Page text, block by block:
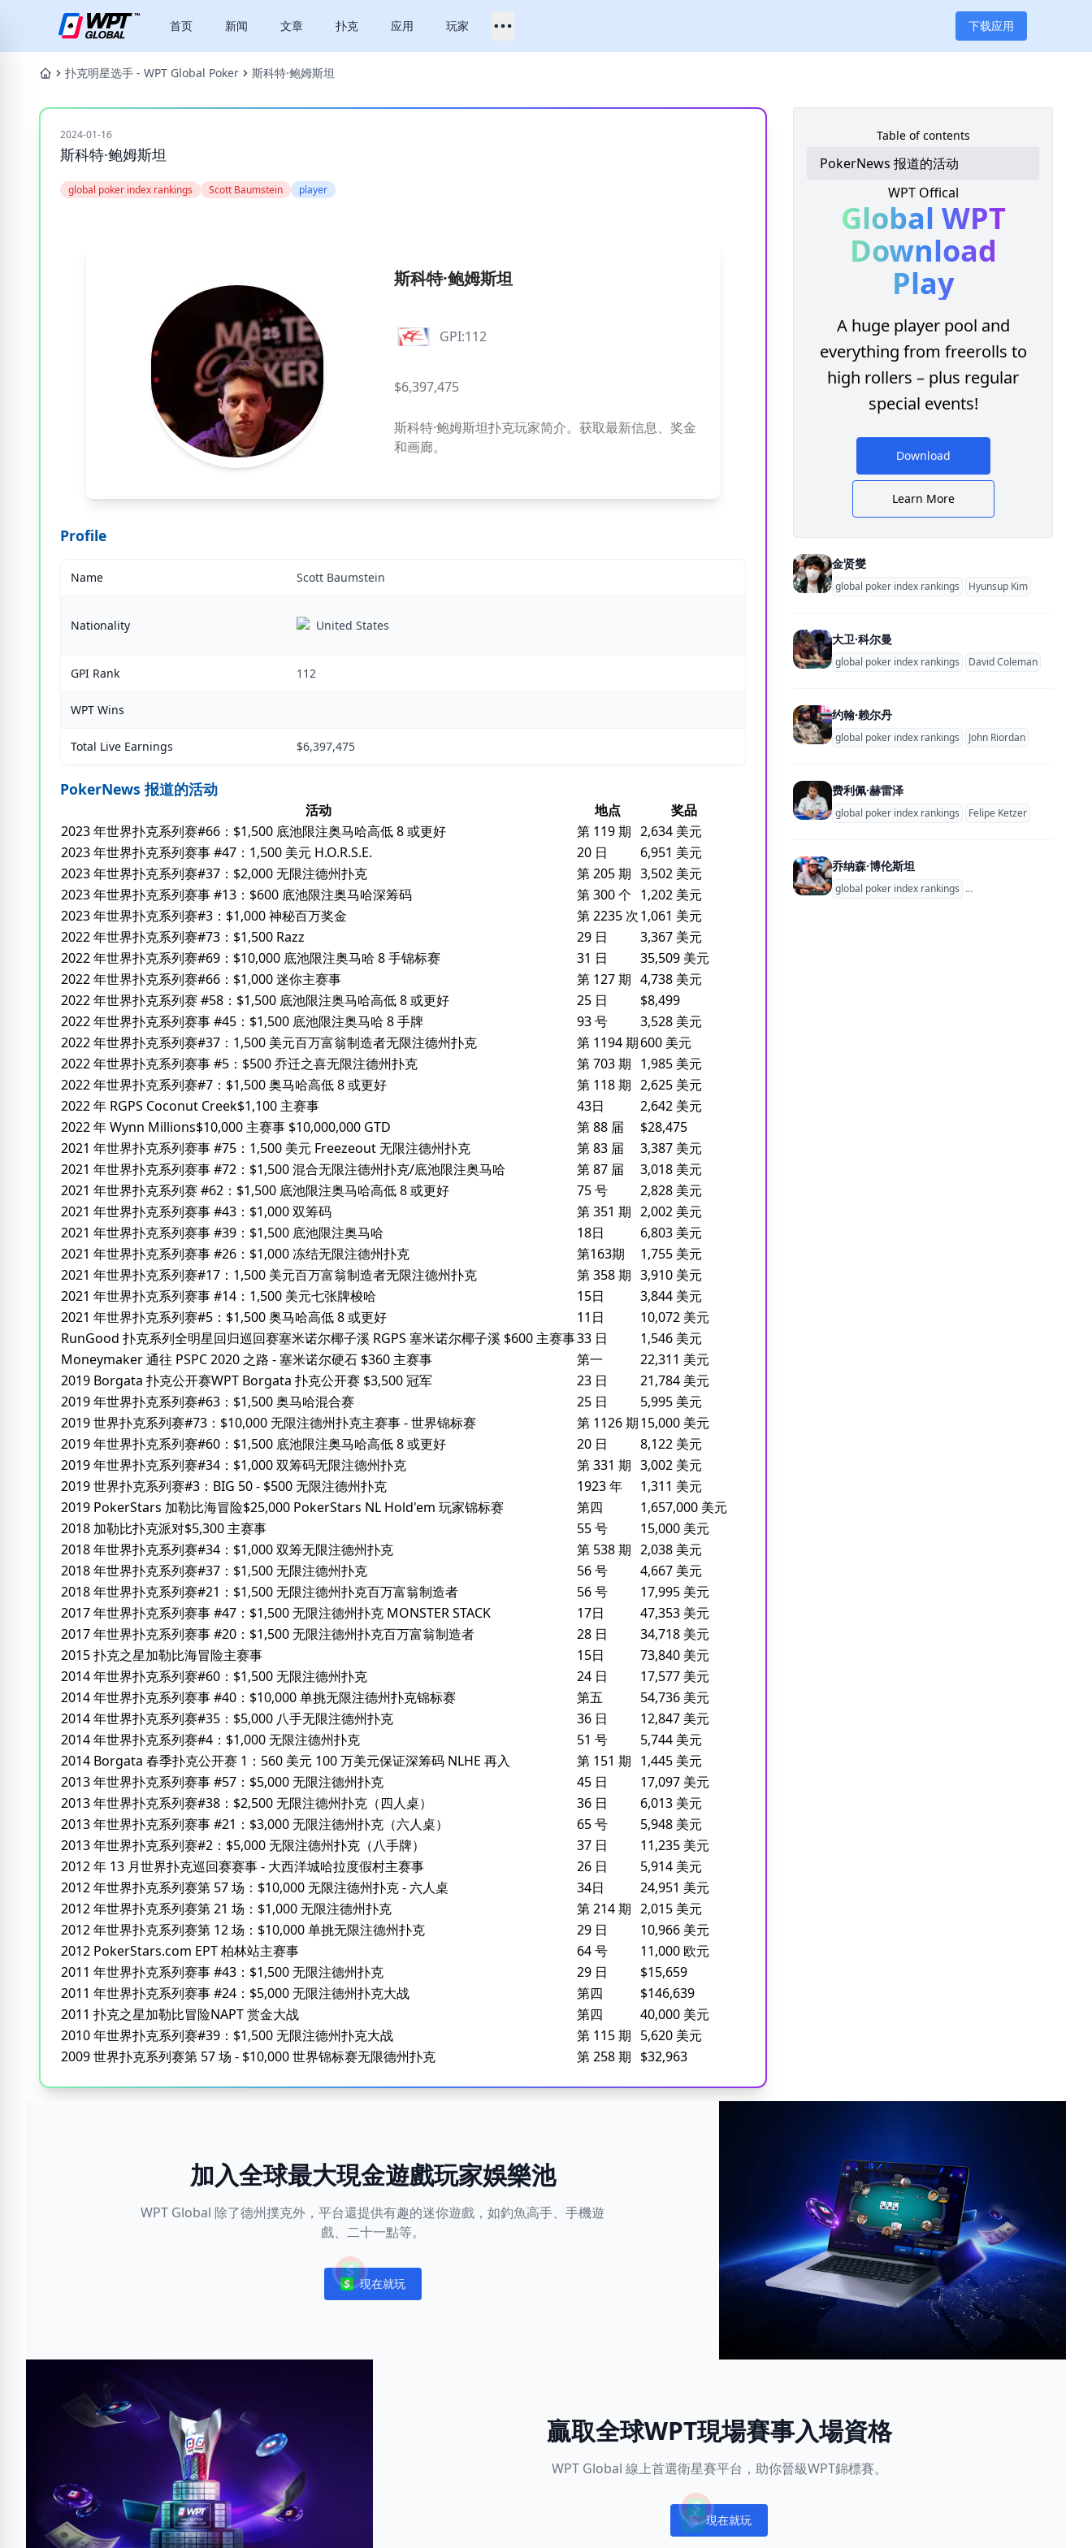
首页 新闻 文章 扑克 应用 玩家 下载应用
扑克明星选手 - WPT Global Poker 斯科特·鲍姆斯坦
2024-01-16
斯科特·鲍姆斯坦
global poker index rankings Scott Baumstein player
斯科特·鲍姆斯坦
GPI:112
$6,397,475
斯科特·鲍姆斯坦扑克玩家简介。获取最新信息、奖金
和画廊。
Profile
Name Scott Baumstein
Nationality United States
GPI Rank 112
WPT Wins
Total Live Earnings $6,397,475
PokerNews 报道的活动
活动 地点
奖品
2023 年世界扑克系列赛#66：$1,500 底池限注奥马哈高低 8 或更好
第 119 期 2,634 美元
2023 年世界扑克系列赛事 #47：1,500 美元 H.O.R.S.E.
20 日
6,951 美元
2023 年世界扑克系列赛#37：$2,000 无限注德州扑克
第 205 期 3,502 美元
2023 年世界扑克系列赛事 #13：$600 底池限注奥马哈深筹码
第 300 个 1,202 美元
2023 年世界扑克系列赛#3：$1,000 神秘百万奖金
第 2235 次1,061 美元
2022 年世界扑克系列赛#73：$1,500 Razz
29 日
3,367 美元
2022 年世界扑克系列赛#69：$10,000 底池限注奥马哈 8 手锦标赛
31 日
35,509 美元
2022 年世界扑克系列赛#66：$1,000 迷你主赛事
第 127 期 4,738 美元
2022 年世界扑克系列赛 #58：$1,500 底池限注奥马哈高低 8 或更好
25 日
$8,499
2022 年世界扑克系列赛事 #45：$1,500 底池限注奥马哈 8 手牌
93 号
3,528 美元
2022 年世界扑克系列赛#37：1,500 美元百万富翁制造者无限注德州扑克
第 1194 期600 美元
2022 年世界扑克系列赛事 #5：$500 乔迁之喜无限注德州扑克
第 703 期 1,985 美元
2022 年世界扑克系列赛#7：$1,500 奥马哈高低 8 或更好
第 118 期 2,625 美元
2022 年 RGPS Coconut Creek$1,100 主赛事
43日
2,642 美元
2022 年 Wynn Millions$10,000 主赛事 $10,000,000 GTD
第 88 届
$28,475
2021 年世界扑克系列赛事 #75：1,500 美元 Freezeout 无限注德州扑克
第 83 届
3,387 美元
2021 年世界扑克系列赛事 #72：$1,500 混合无限注德州扑克/底池限注奥马哈
第 87 届
3,018 美元
2021 年世界扑克系列赛 #62：$1,500 底池限注奥马哈高低 8 或更好
75 号
2,828 美元
2021 年世界扑克系列赛事 #43：$1,000 双筹码
第 351 期 2,002 美元
2021 年世界扑克系列赛事 #39：$1,500 底池限注奥马哈
18日
6,803 美元
2021 年世界扑克系列赛事 #26：$1,000 冻结无限注德州扑克
第163期
1,755 美元
2021 年世界扑克系列赛#17：1,500 美元百万富翁制造者无限注德州扑克
第 358 期 3,910 美元
2021 年世界扑克系列赛事 #14：1,500 美元七张牌梭哈
15日
3,844 美元
2021 年世界扑克系列赛#5：$1,500 奥马哈高低 8 或更好
11日
10,072 美元
RunGood 扑克系列全明星回归巡回赛塞米诺尔椰子溪 RGPS 塞米诺尔椰子溪 $600 主赛事33 日
1,546 美元
Moneymaker 通往 PSPC 2020 之路 - 塞米诺尔硬石 $360 主赛事
第一
22,311 美元
2019 Borgata 扑克公开赛WPT Borgata 扑克公开赛 $3,500 冠军
23 日
21,784 美元
2019 年世界扑克系列赛#63：$1,500 奥马哈混合赛
25 日
5,995 美元
2019 世界扑克系列赛#73：$10,000 无限注德州扑克主赛事 - 世界锦标赛
第 1126 期15,000 美元
2019 年世界扑克系列赛#60：$1,500 底池限注奥马哈高低 8 或更好
20 日
8,122 美元
2019 年世界扑克系列赛#34：$1,000 双筹码无限注德州扑克
第 331 期 3,002 美元
2019 世界扑克系列赛#3：BIG 50 - $500 无限注德州扑克
1923 年
1,311 美元
2019 PokerStars 加勒比海冒险$25,000 PokerStars NL Hold'em 玩家锦标赛
第四
1,657,000 美元
2018 加勒比扑克派对$5,300 主赛事
55 号
15,000 美元
2018 年世界扑克系列赛#34：$1,000 双筹无限注德州扑克
第 538 期 2,038 美元
2018 年世界扑克系列赛#37：$1,500 无限注德州扑克
56 号
4,667 美元
2018 年世界扑克系列赛#21：$1,500 无限注德州扑克百万富翁制造者
56 号
17,995 美元
2017 年世界扑克系列赛事 #47：$1,500 无限注德州扑克 MONSTER STACK
17日
47,353 美元
2017 年世界扑克系列赛事 #20：$1,500 无限注德州扑克百万富翁制造者
28 日
34,718 美元
2015 扑克之星加勒比海冒险主赛事
15日
73,840 美元
2014 年世界扑克系列赛#60：$1,500 无限注德州扑克
24 日
17,577 美元
2014 年世界扑克系列赛事 #40：$10,000 单挑无限注德州扑克锦标赛
第五
54,736 美元
2014 年世界扑克系列赛#35：$5,000 八手无限注德州扑克
36 日
12,847 美元
2014 年世界扑克系列赛#4：$1,000 无限注德州扑克
51 号
5,744 美元
2014 Borgata 春季扑克公开赛 1：560 美元 100 万美元保证深筹码 NLHE 再入
第 151 期 1,445 美元
2013 年世界扑克系列赛事 #57：$5,000 无限注德州扑克
45 日
17,097 美元
2013 年世界扑克系列赛#38：$2,500 无限注德州扑克（四人桌）
36 日
6,013 美元
2013 年世界扑克系列赛事 #21：$3,000 无限注德州扑克（六人桌）
65 号
5,948 美元
2013 年世界扑克系列赛#2：$5,000 无限注德州扑克（八手牌）
37 日
11,235 美元
2012 年 13 月世界扑克巡回赛赛事 - 大西洋城哈拉度假村主赛事
26 日
5,914 美元
2012 年世界扑克系列赛第 57 场：$10,000 无限注德州扑克 - 六人桌
34日
24,951 美元
2012 年世界扑克系列赛第 21 场：$1,000 无限注德州扑克
第 214 期 2,015 美元
2012 年世界扑克系列赛第 12 场：$10,000 单挑无限注德州扑克
29 日
10,966 美元
2012 PokerStars.com EPT 柏林站主赛事
64 号
11,000 欧元
2011 年世界扑克系列赛事 #43：$1,500 无限注德州扑克
29 日
$15,659
2011 年世界扑克系列赛事 #24：$5,000 无限注德州扑克大战
第四
$146,639
2011 扑克之星加勒比冒险NAPT 赏金大战
第四
40,000 美元
2010 年世界扑克系列赛#39：$1,500 无限注德州扑克大战
第 115 期 5,620 美元
2009 世界扑克系列赛第 57 场 - $10,000 世界锦标赛无限德州扑克
第 258 期 $32,963
Table of contents
PokerNews 报道的活动
WPT Offical
Global WPT
Download
Play
A huge player pool and
everything from freerolls to
high rollers – plus regular
special events!
Download
Learn More
金贤燮
global poker index rankings Hyunsup Kim
大卫·科尔曼
global poker index rankings David Coleman
约翰·赖尔丹
global poker index rankings John Riordan
费利佩·赫雷泽
global poker index rankings Felipe Ketzer
乔纳森·博伦斯坦
global poker index rankings Jonathan Borenstein
加入全球最大現金遊戲玩家娛樂池
WPT Global 除了德州撲克外，平台還提供有趣的迷你遊戲，如釣魚高手、手機遊
戲、二十一點等。
Notifications
現在就玩
贏取全球WPT現場賽事入場資格
WPT Global 線上首選衛星賽平台，助你晉級WPT錦標賽。
Notifications
現在就玩